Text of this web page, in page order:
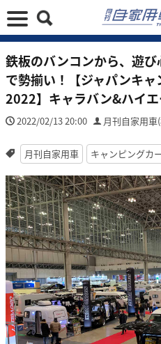
鉄板のバンコンから、遊
で勢揃い！【ジャパンキ
2022】キャラバン&ハイ
2022/02/13 20:00 月刊自家用車
月刊自家用車 キャンピングカ